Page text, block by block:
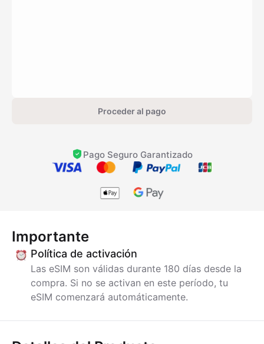
Proceder al pago
Pago Seguro Garantizado
Importante
Política de activación
Las eSIM son válidas durante 180 días desde la
compra. Si no se activan en este período, tu
eSIM comenzará automáticamente.